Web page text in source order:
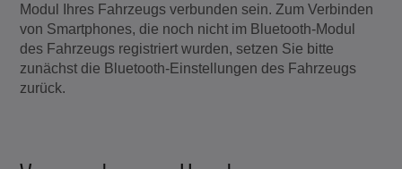
Modul Ihres Fahrzeugs verbunden sein. Zum Verbinden
von Smartphones, die noch nicht im Bluetooth-Modul
des Fahrzeugs registriert wurden, setzen Sie bitte
zunächst die Bluetooth-Einstellungen des Fahrzeugs
zurück.